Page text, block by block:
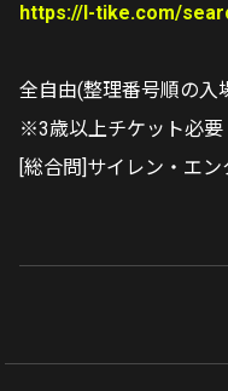
https://l-tike.com/
全自由(整理番号順の入
※3歳以上チケット必要
[総合問]サイレン・エ